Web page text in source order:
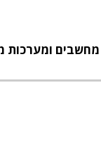
מחשבים ומערכות